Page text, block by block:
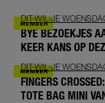
DIT-WIL-JE
BYE BEZOEKJES
KEER KANS OP
DIT-WIL-JE
FINGERS
TOTE BAG MINI